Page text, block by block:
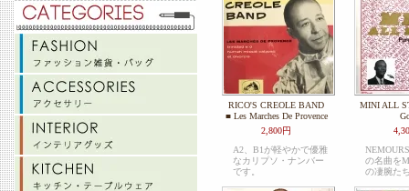
RICO'S CREOLE BAND
■ Les Marches De Provence
2,800円
A2、B1が軽やかで優雅
なカリプソ・ナンバー
です。
MINI ALL
の名曲を
の凄腕た